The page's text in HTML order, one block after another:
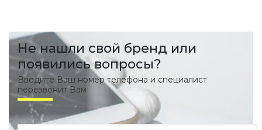
Не нашли свой бренд или
появились вопросы?
Введите Ваш номер телефона и специалист
перезвонит Вам